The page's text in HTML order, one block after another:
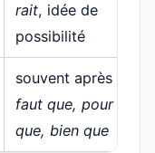
rait, idée de
possibilité
souvent après
faut que, pour
que, bien que